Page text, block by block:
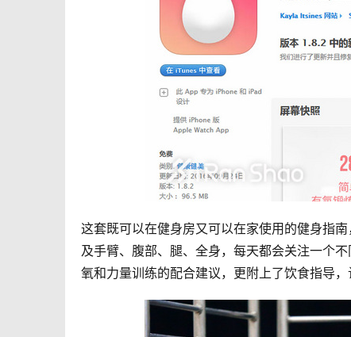
这套既可以在健身房又可以在家使用的健身指
及手臂、腹部、腿、全身，每天都会关注一个
氧和力量训练的配合建议，更附上了饮食指导，